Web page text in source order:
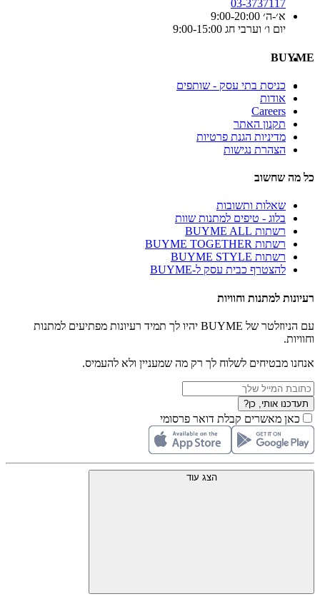
03-3737117
א׳-ה׳ 9:00-20:00
יום ו׳ וערבי חג 9:00-15:00
BUYME
כניסת בתי עסק - שותפים
אודות
Careers
תקנון האתר
מדיניות הגנת פרטיות
הצהרת נגישות
כל מה שחשוב
שאלות ותשובות
בלוג - טיפים למתנות שוות
רשתות BUYME ALL
רשתות BUYME TOGETHER
רשתות BUYME STYLE
להצטרף כבית עסק ל-BUYME
רעיונות למתנות וחוויות
עם הניוזלטר של BUYME יהיו לך תמיד רעיונות מפתיעים למתנות
וחוויות.
אנחנו מבטיחים לשלוח לך רק מה שמעניין ולא להעמיס.
תעדכנו אותי, כן?
כאן מאשרים קבלת דואר פרסומי
הצג עוד